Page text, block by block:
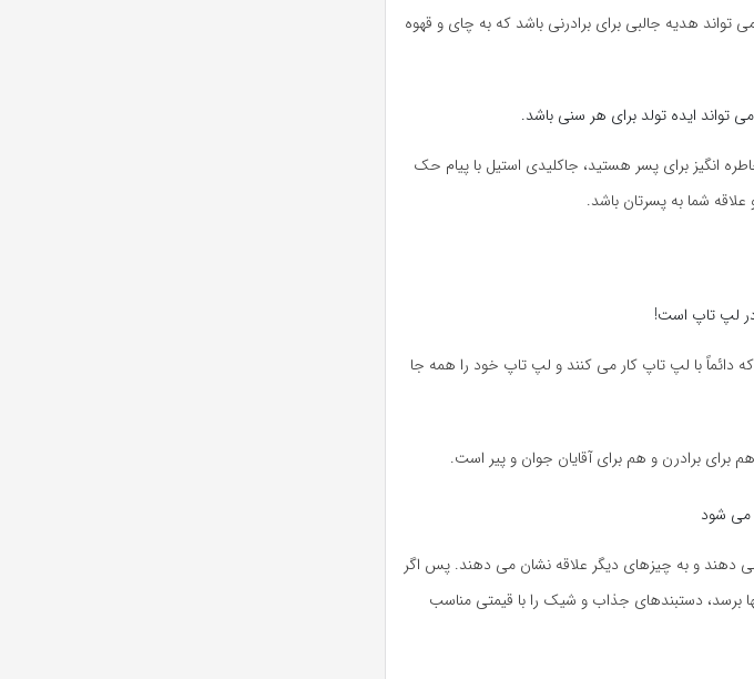
هدیه جالبی برای برادرنی باشد که به چای و قهوه
تواند ایده تولد برای هر سنی باشد.
انگیز برای پسر هستید، جاکلیدی استیل با پیام حک
شما به پسرتان باشد.
لپ تاپ است!
با لپ تاپ کار می کنند و لپ تاپ خود را همه جا
برادرن و هم برای آقایان جوان و پیر است.
می شود
دهند و به چیزهای دیگر علاقه نشان می دهند. پس اگر
برسد، دستبندهای جذاب و شیک را با قیمتی مناسب